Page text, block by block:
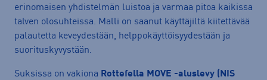
erinomaisen yhdistelmän luistoa ja varmaa pitoa kaikissa
talven olosuhteissa. Malli on saanut käyttäjiltä kiitettävää
palautetta keveydestään, helppokäyttöisyydestään ja
suorituskyvystään.
Suksissa on vakiona Rottefella MOVE -aluslevy (NIS